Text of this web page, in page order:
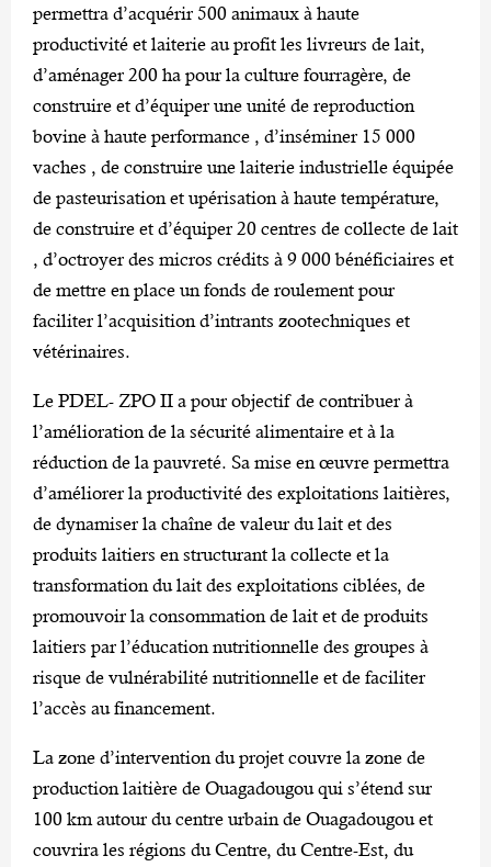
permettra d’acquérir 500 animaux à haute
productivité et laiterie au profit les livreurs de lait,
d’aménager 200 ha pour la culture fourragère, de
construire et d’équiper une unité de reproduction
bovine à haute performance , d’inséminer 15 000
vaches , de construire une laiterie industrielle équipée
de pasteurisation et upérisation à haute température,
de construire et d’équiper 20 centres de collecte de lait
, d’octroyer des micros crédits à 9 000 bénéficiaires et
de mettre en place un fonds de roulement pour
faciliter l’acquisition d’intrants zootechniques et
vétérinaires.
Le PDEL- ZPO II a pour objectif de contribuer à
l’amélioration de la sécurité alimentaire et à la
réduction de la pauvreté. Sa mise en œuvre permettra
d’améliorer la productivité des exploitations laitières,
de dynamiser la chaîne de valeur du lait et des
produits laitiers en structurant la collecte et la
transformation du lait des exploitations ciblées, de
promouvoir la consommation de lait et de produits
laitiers par l’éducation nutritionnelle des groupes à
risque de vulnérabilité nutritionnelle et de faciliter
l’accès au financement.
La zone d’intervention du projet couvre la zone de
production laitière de Ouagadougou qui s’étend sur
100 km autour du centre urbain de Ouagadougou et
couvrira les régions du Centre, du Centre-Est, du